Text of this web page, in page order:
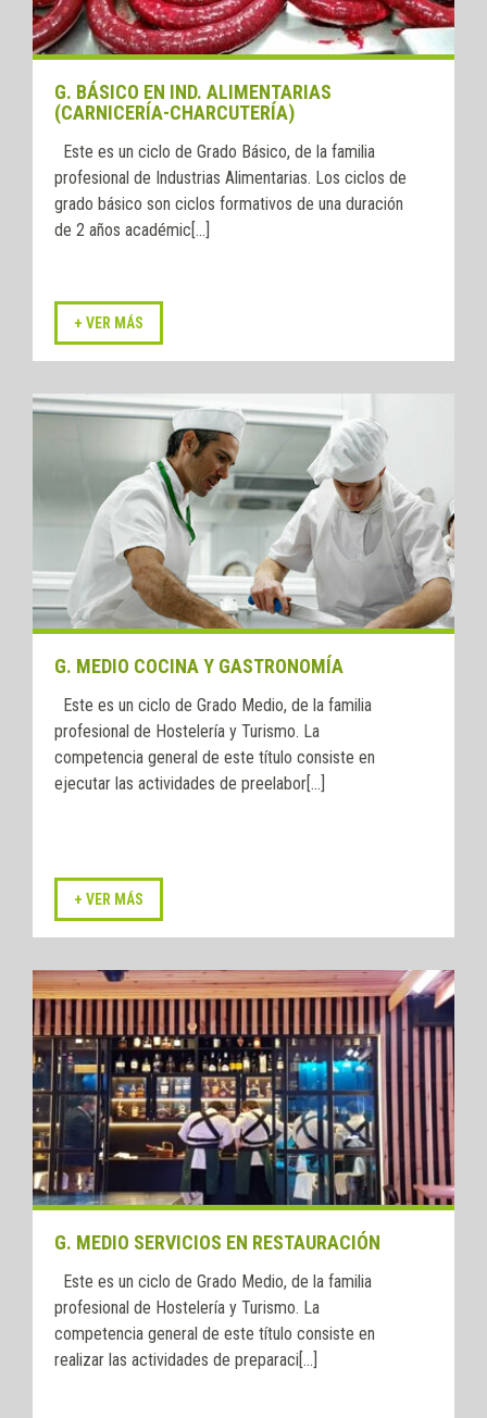
G. BÁSICO EN IND. ALIMENTARIAS
(CARNICERÍA-CHARCUTERÍA)
Este es un ciclo de Grado Básico, de la familia
profesional de Industrias Alimentarias. Los ciclos de
grado básico son ciclos formativos de una duración
de 2 años académic[...]
G. MEDIO COCINA Y GASTRONOMÍA
Este es un ciclo de Grado Medio, de la familia
profesional de Hostelería y Turismo. La
competencia general de este título consiste en
ejecutar las actividades de preelabor[...]
G. MEDIO SERVICIOS EN RESTAURACIÓN
Este es un ciclo de Grado Medio, de la familia
profesional de Hostelería y Turismo. La
competencia general de este título consiste en
realizar las actividades de preparaci[...]